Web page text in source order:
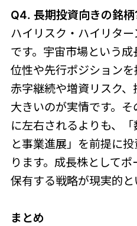
Q4. 長期投資向きの銘柄
ハイリスク・ハイリタ
です。宇宙市場という
位性や先行ポジションを
赤字継続や増資リスク
大きいのが実情です。
に左右されるよりも、
と事業進展」を前提に
ります。成長株として
保有する戦略が現実的と
まとめ